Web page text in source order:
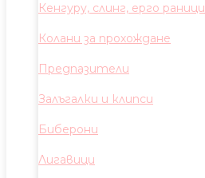
Кенгуру, слинг, ерго раници
Колани за прохождане
Предпазители
Залъгалки и клипси
Биберони
Лигавици